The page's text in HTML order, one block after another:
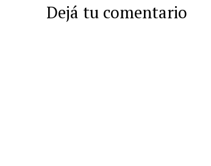
Dejá tu comentario